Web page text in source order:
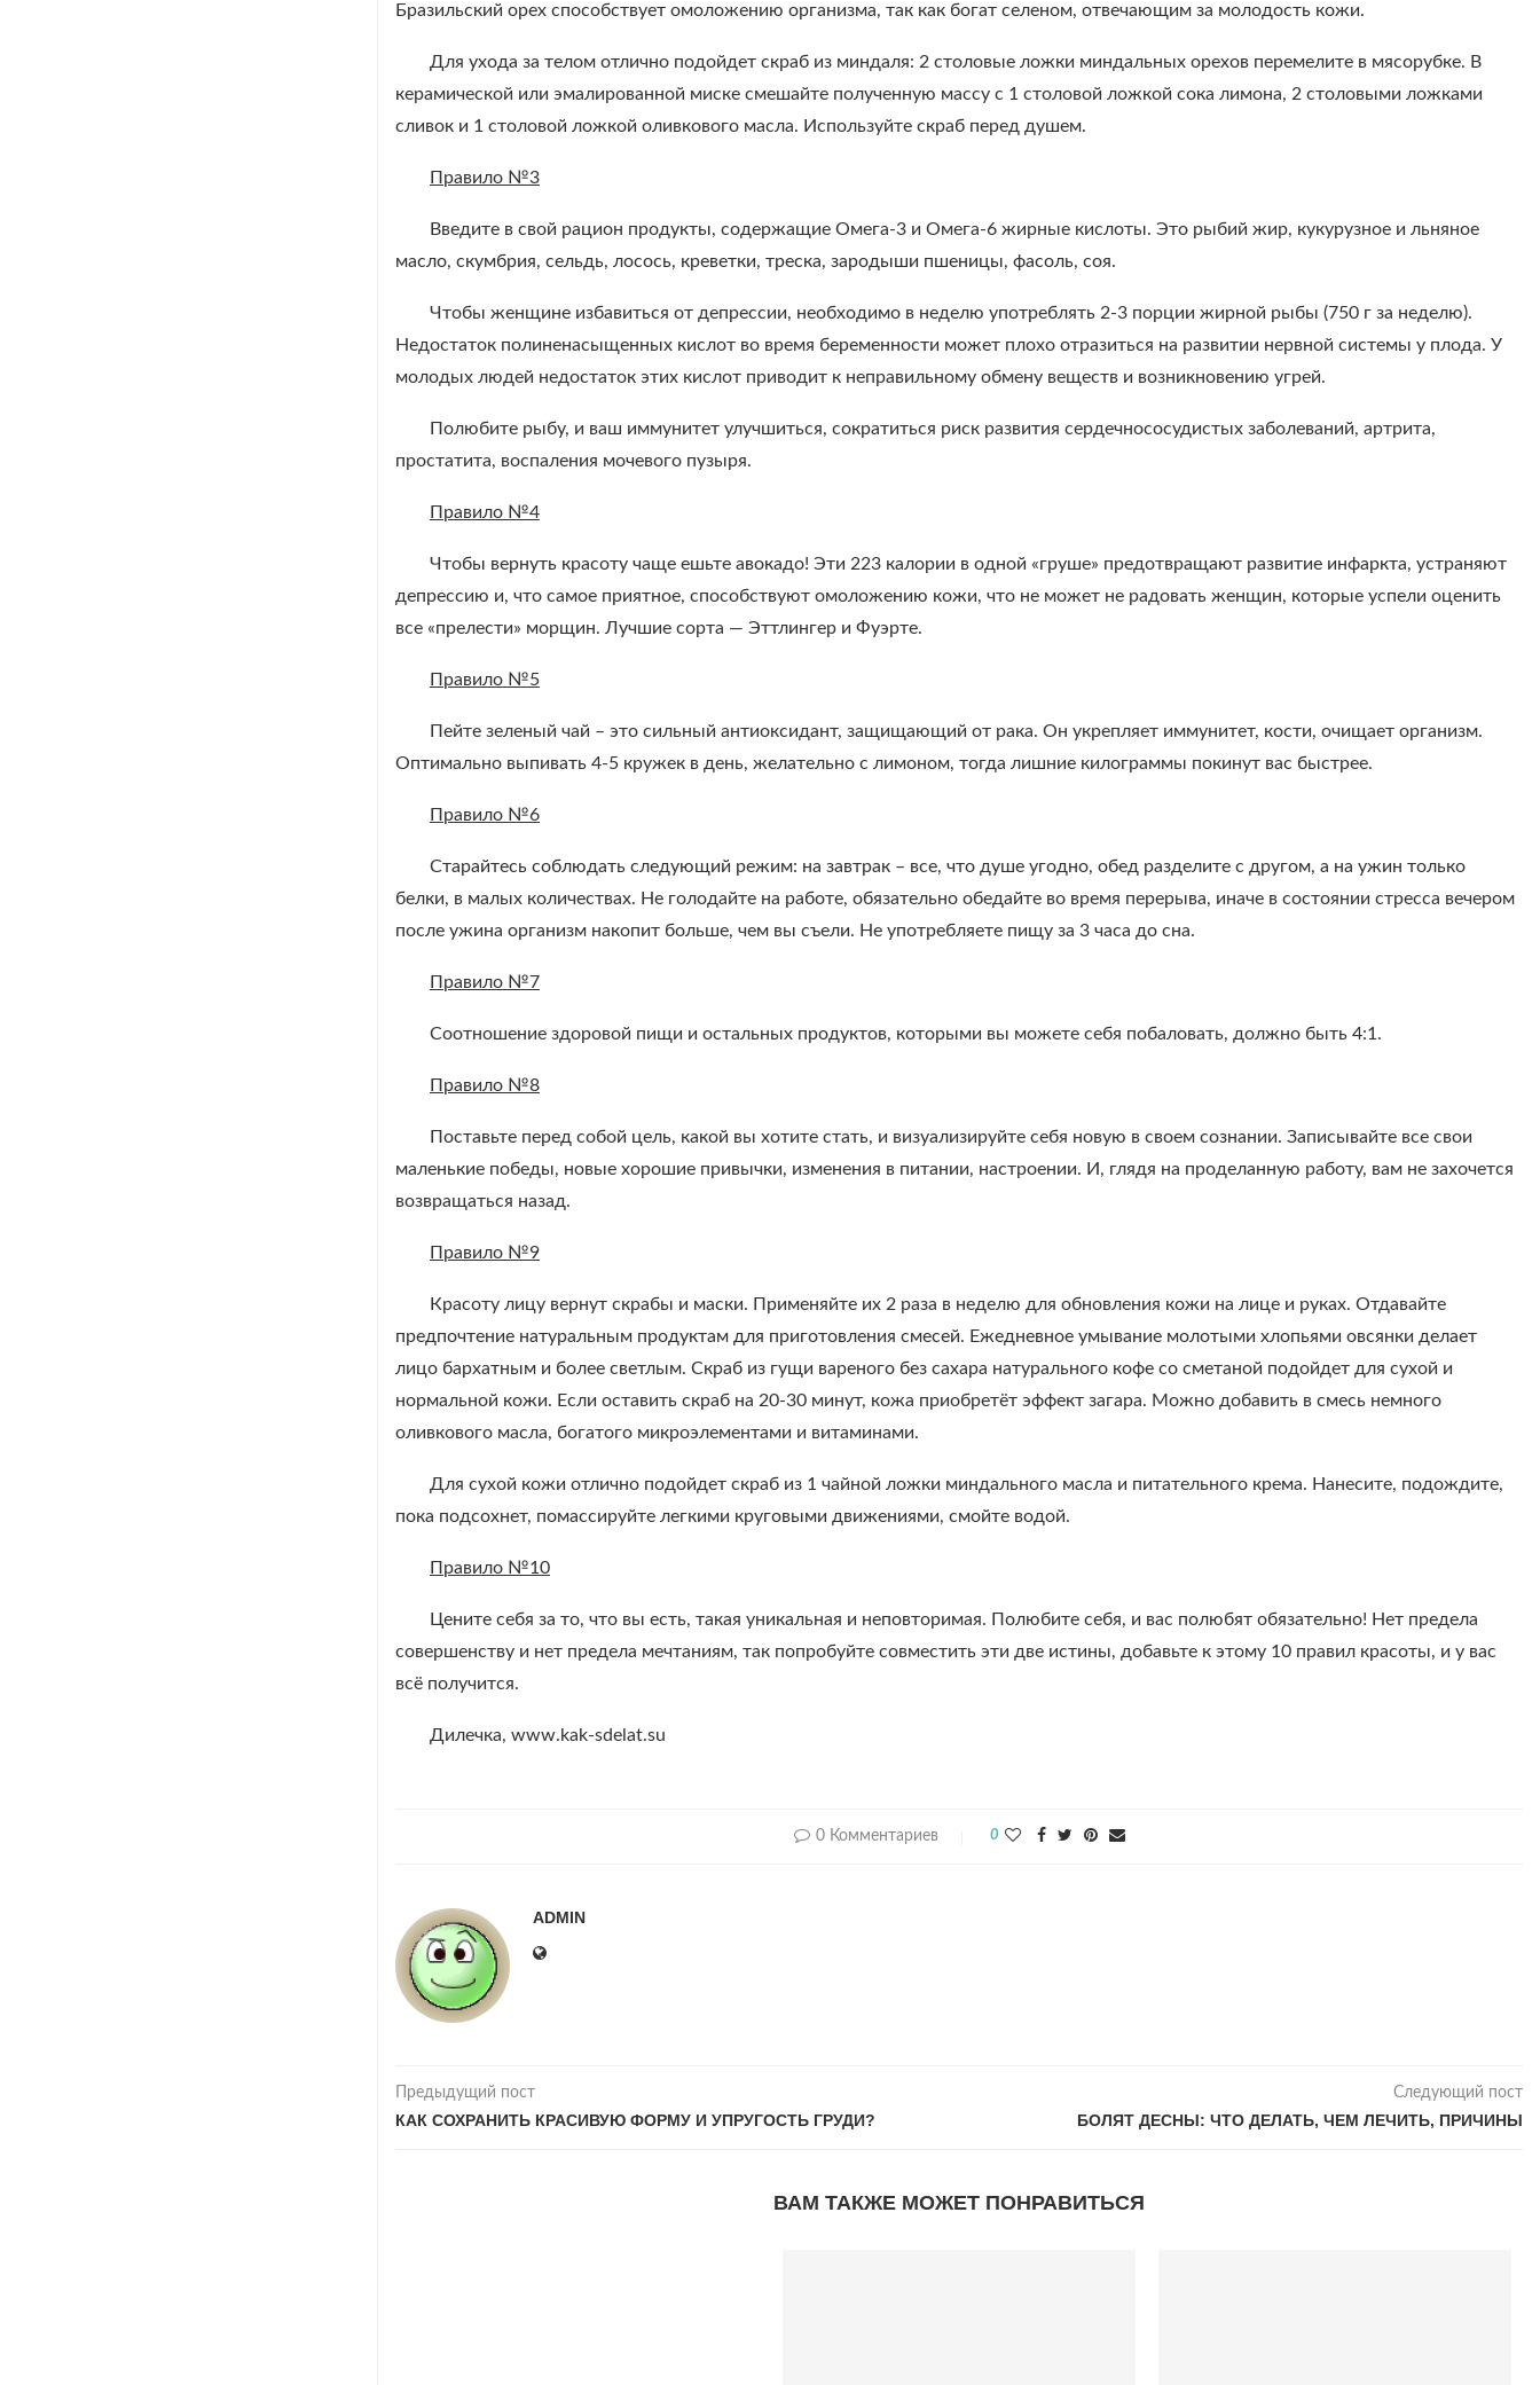
Бразильский орех способствует омоложению организма, так как богат селеном, отвечающим за молодость кожи.
Для ухода за телом отлично подойдет скраб из миндаля: 2 столовые ложки миндальных орехов перемелите в мясорубке. В
керамической или эмалированной миске смешайте полученную массу с 1 столовой ложкой сока лимона, 2 столовыми ложками
сливок и 1 столовой ложкой оливкового масла. Используйте скраб перед душем.
Правило №3
Введите в свой рацион продукты, содержащие Омега-3 и Омега-6 жирные кислоты. Это рыбий жир, кукурузное и льняное
масло, скумбрия, сельдь, лосось, креветки, треска, зародыши пшеницы, фасоль, соя.
Чтобы женщине избавиться от депрессии, необходимо в неделю употреблять 2-3 порции жирной рыбы (750 г за неделю).
Недостаток полиненасыщенных кислот во время беременности может плохо отразиться на развитии нервной системы у плода. У
молодых людей недостаток этих кислот приводит к неправильному обмену веществ и возникновению угрей.
Полюбите рыбу, и ваш иммунитет улучшиться, сократиться риск развития сердечнососудистых заболеваний, артрита,
простатита, воспаления мочевого пузыря.
Правило №4
Чтобы вернуть красоту чаще ешьте авокадо! Эти 223 калории в одной «груше» предотвращают развитие инфаркта, устраняют
депрессию и, что самое приятное, способствуют омоложению кожи, что не может не радовать женщин, которые успели оценить
все «прелести» морщин. Лучшие сорта — Эттлингер и Фуэрте.
Правило №5
Пейте зеленый чай – это сильный антиоксидант, защищающий от рака. Он укрепляет иммунитет, кости, очищает организм.
Оптимально выпивать 4-5 кружек в день, желательно с лимоном, тогда лишние килограммы покинут вас быстрее.
Правило №6
Старайтесь соблюдать следующий режим: на завтрак – все, что душе угодно, обед разделите с другом, а на ужин только
белки, в малых количествах. Не голодайте на работе, обязательно обедайте во время перерыва, иначе в состоянии стресса вечером
после ужина организм накопит больше, чем вы съели. Не употребляете пищу за 3 часа до сна.
Правило №7
Соотношение здоровой пищи и остальных продуктов, которыми вы можете себя побаловать, должно быть 4:1.
Правило №8
Поставьте перед собой цель, какой вы хотите стать, и визуализируйте себя новую в своем сознании. Записывайте все свои
маленькие победы, новые хорошие привычки, изменения в питании, настроении. И, глядя на проделанную работу, вам не захочется
возвращаться назад.
Правило №9
Красоту лицу вернут скрабы и маски. Применяйте их 2 раза в неделю для обновления кожи на лице и руках. Отдавайте
предпочтение натуральным продуктам для приготовления смесей. Ежедневное умывание молотыми хлопьями овсянки делает
лицо бархатным и более светлым. Скраб из гущи вареного без сахара натурального кофе со сметаной подойдет для сухой и
нормальной кожи. Если оставить скраб на 20-30 минут, кожа приобретёт эффект загара. Можно добавить в смесь немного
оливкового масла, богатого микроэлементами и витаминами.
Для сухой кожи отлично подойдет скраб из 1 чайной ложки миндального масла и питательного крема. Нанесите, подождите,
пока подсохнет, помассируйте легкими круговыми движениями, смойте водой.
Правило №10
Цените себя за то, что вы есть, такая уникальная и неповторимая. Полюбите себя, и вас полюбят обязательно! Нет предела
совершенству и нет предела мечтаниям, так попробуйте совместить эти две истины, добавьте к этому 10 правил красоты, и у вас
всё получится.
Дилечка, www.kak-sdelat.su
0 Комментариев 0
ADMIN
Предыдущий пост
КАК СОХРАНИТЬ КРАСИВУЮ ФОРМУ И УПРУГОСТЬ ГРУДИ?
Следующий пост
БОЛЯТ ДЕСНЫ: ЧТО ДЕЛАТЬ, ЧЕМ ЛЕЧИТЬ, ПРИЧИНЫ
ВАМ ТАКЖЕ МОЖЕТ ПОНРАВИТЬСЯ